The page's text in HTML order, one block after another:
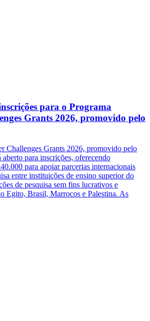
para o Programa
Grants 2026, promovido pelo
Challenges Grants 2026, promovido pelo
para inscrições, oferecendo
para apoiar parcerias internacionais
entre instituições de ensino superior do
de pesquisa sem fins lucrativos e
Egito, Brasil, Marrocos e Palestina. As